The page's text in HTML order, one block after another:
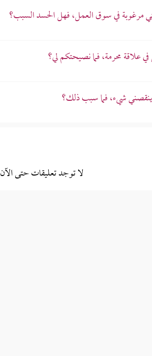
مرغوبة في سوق العمل، فهل الحسد السبب؟
علاقة محرمة، فما نصيحتكم لي؟
ينقصني شيء، فما سبب ذلك؟
لا توجد تعليقات حتى الآن